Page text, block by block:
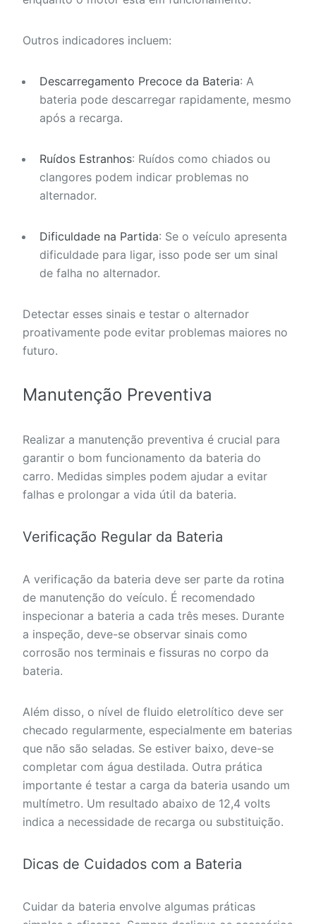
Outros indicadores incluem:
Descarregamento Precoce da Bateria: A
bateria pode descarregar rapidamente, mesmo
após a recarga.
Ruídos Estranhos: Ruídos como chiados ou
clangores podem indicar problemas no
alternador.
Dificuldade na Partida: Se o veículo apresenta
dificuldade para ligar, isso pode ser um sinal
de falha no alternador.
Detectar esses sinais e testar o alternador
proativamente pode evitar problemas maiores no
futuro.
Manutenção Preventiva
Realizar a manutenção preventiva é crucial para
garantir o bom funcionamento da bateria do
carro. Medidas simples podem ajudar a evitar
falhas e prolongar a vida útil da bateria.
Verificação Regular da Bateria
A verificação da bateria deve ser parte da rotina
de manutenção do veículo. É recomendado
inspecionar a bateria a cada três meses. Durante
a inspeção, deve-se observar sinais como
corrosão nos terminais e fissuras no corpo da
bateria.
Além disso, o nível de fluido eletrolítico deve ser
checado regularmente, especialmente em baterias
que não são seladas. Se estiver baixo, deve-se
completar com água destilada. Outra prática
importante é testar a carga da bateria usando um
multímetro. Um resultado abaixo de 12,4 volts
indica a necessidade de recarga ou substituição.
Dicas de Cuidados com a Bateria
Cuidar da bateria envolve algumas práticas